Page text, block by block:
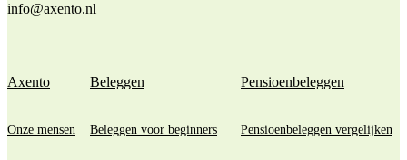
info@axento.nl
Axento
Onze mensen
Beleggen
Beleggen voor beginners
Pensioenbeleggen
Pensioenbeleggen vergelijken